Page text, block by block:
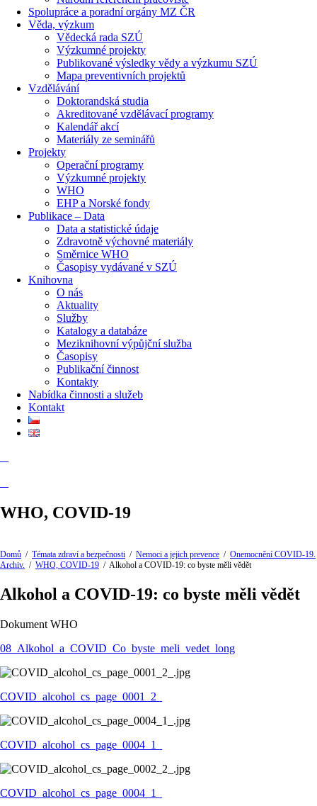
Spolupráce a poradní orgány MZ ČR
Věda, výzkum
Vědecká rada SZÚ
Výzkumné projekty
Publikované výsledky vědy a výzkumu SZÚ
Mapa preventivních projektů
Vzdělávání
Doktorandská studia
Akreditované vzdělávací programy
Kalendář akcí
Materiály ze seminářů
Projekty
Operační programy
Výzkumné projekty
WHO
EHP a Norské fondy
Publikace – Data
Data a statistické údaje
Zdravotně výchovné materiály
Směrnice WHO
Časopisy vydávané v SZÚ
Knihovna
O nás
Aktuality
Služby
Katalogy a databáze
Meziknihovní výpůjční služba
Časopisy
Publikační činnost
Kontakty
Nabídka činnosti a služeb
Kontakt
WHO, COVID-19
Domů / Témata zdraví a bezpečnosti / Nemoci a jejich prevence / Onemocnění COVID-19.
Archiv. / WHO, COVID-19 / Alkohol a COVID-19: co byste měli vědět
Alkohol a COVID-19: co byste měli vědět
Dokument WHO
08_Alkohol_a_COVID_Co_byste_meli_vedet_long
COVID_alcohol_cs_page_0001_2_
COVID_alcohol_cs_page_0004_1_
COVID_alcohol_cs_page_0004_1_